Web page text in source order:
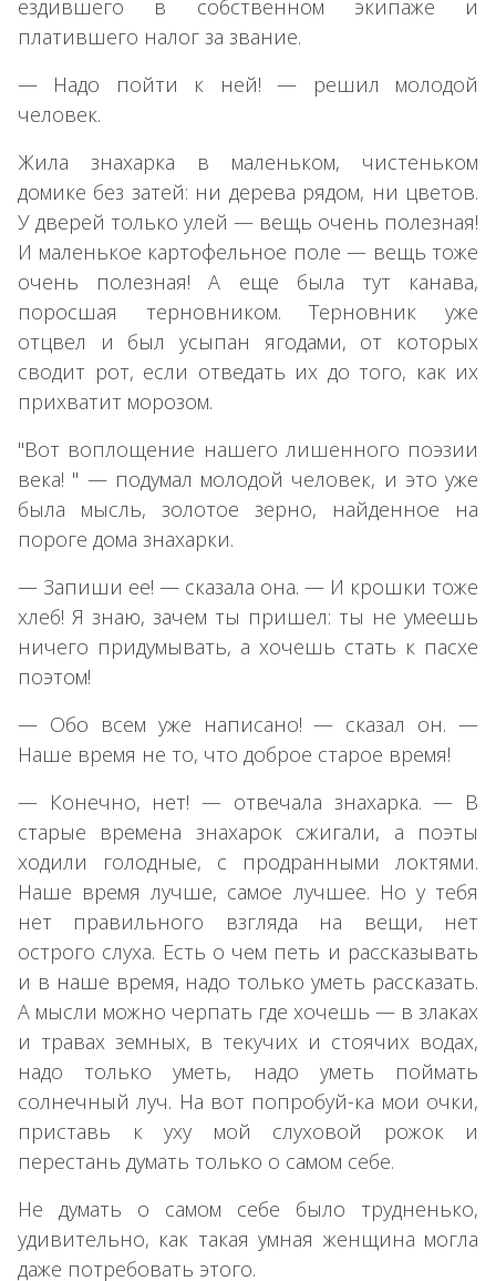
ездившего в собственном экипаже и
платившего налог за звание.
— Надо пойти к ней! — решил молодой
человек.
Жила знахарка в маленьком, чистеньком
домике без затей: ни дерева рядом, ни цветов.
У дверей только улей — вещь очень полезная!
И маленькое картофельное поле — вещь тоже
очень полезная! А еще была тут канава,
поросшая терновником. Терновник уже
отцвел и был усыпан ягодами, от которых
сводит рот, если отведать их до того, как их
прихватит морозом.
"Вот воплощение нашего лишенного поэзии
века! " — подумал молодой человек, и это уже
была мысль, золотое зерно, найденное на
пороге дома знахарки.
— Запиши ее! — сказала она. — И крошки тоже
хлеб! Я знаю, зачем ты пришел: ты не умеешь
ничего придумывать, а хочешь стать к пасхе
поэтом!
— Обо всем уже написано! — сказал он. —
Наше время не то, что доброе старое время!
— Конечно, нет! — отвечала знахарка. — В
старые времена знахарок сжигали, а поэты
ходили голодные, с продранными локтями.
Наше время лучше, самое лучшее. Но у тебя
нет правильного взгляда на вещи, нет
острого слуха. Есть о чем петь и рассказывать
и в наше время, надо только уметь рассказать.
А мысли можно черпать где хочешь — в злаках
и травах земных, в текучих и стоячих водах,
надо только уметь, надо уметь поймать
солнечный луч. На вот попробуй-ка мои очки,
приставь к уху мой слуховой рожок и
перестань думать только о самом себе.
Не думать о самом себе было трудненько,
удивительно, как такая умная женщина могла
даже потребовать этого.